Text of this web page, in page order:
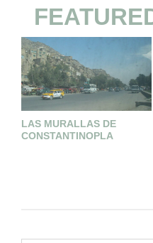
LAS MURALLAS DE
CONSTANTINOPLA